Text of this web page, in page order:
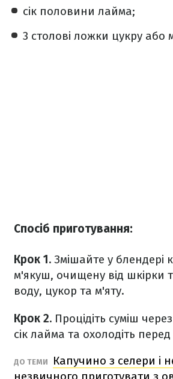
сік половини лайма;
3 столові ложки цукру або
Спосіб приготування:
Крок 1. Змішайте у блендері
м'якуш, очищену від шкірки
воду, цукор та м'яту.
Крок 2. Процідіть суміш
сік лайма та охолодіть
ДО ТЕМИ
Капучино з селери і